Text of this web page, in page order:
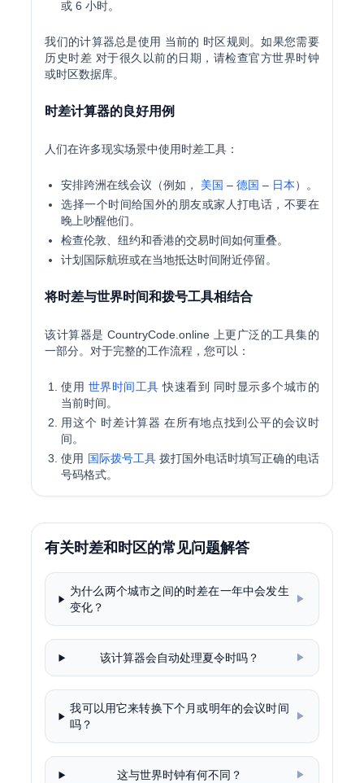
或 6 小时。
我们的计算器总是使用 当前的 时区规则。如果您需要
历史时差 对于很久以前的日期，请检查官方世界时钟
或时区数据库。
时差计算器的良好用例
人们在许多现实场景中使用时差工具：
安排跨洲在线会议（例如， 美国 –德国 – 日本）。
选择一个时间给国外的朋友或家人打电话，不要在
晚上吵醒他们。
检查伦敦、纽约和香港的交易时间如何重叠。
计划国际航班或在当地抵达时间附近停留。
将时差与世界时间和拨号工具相结合
该计算器是 CountryCode.online 上更广泛的工具集的
一部分。对于完整的工作流程，您可以：
使用 世界时间工具 快速看到 同时显示多个城市的
当前时间。
用这个 时差计算器 在所有地点找到公平的会议时
间。
使用 国际拨号工具拨打国外电话时填写正确的电话
号码格式。
有关时差和时区的常见问题解答
为什么两个城市之间的时差在一年中会发生
变化？
▶
该计算器会自动处理夏令时吗？ ▶
我可以用它来转换下个月或明年的会议时间
吗？
▶
这与世界时钟有何不同？ ▶